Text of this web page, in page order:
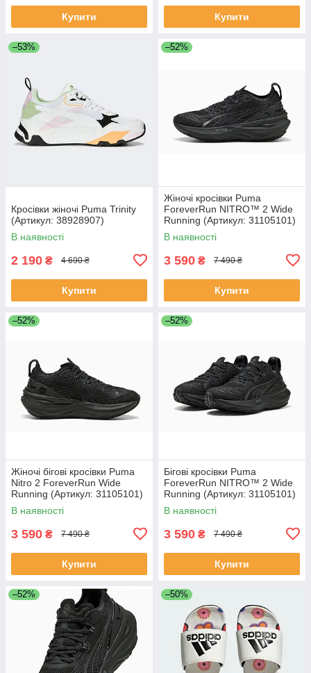
Купити Купити
–53%
Кросівки жіночі Puma Trinity
(Артикул: 38928907)
В наявності
2 190 ₴ 4 690 ₴
Купити
–52%
Жіночі кросівки Puma
ForeverRun NITRO™ 2 Wide
Running (Артикул: 31105101)
В наявності
3 590 ₴ 7 490 ₴
Купити
–52%
Жіночі бігові кросівки Puma
Nitro 2 ForeverRun Wide
Running (Артикул: 31105101)
В наявності
3 590 ₴ 7 490 ₴
Купити
–52%
Бігові кросівки Puma
ForeverRun NITRO™ 2 Wide
Running (Артикул: 31105101)
В наявності
3 590 ₴ 7 490 ₴
Купити
–52% –50%